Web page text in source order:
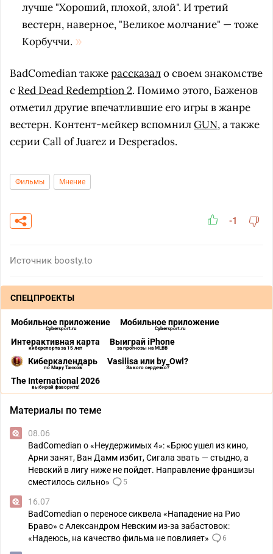
лучше "Хороший, плохой, злой". И третий
вестерн, наверное, "Великое молчание" — тоже
Корбуччи.
BadComedian такжерассказало своем знакомстве
с Red Dead Redemption 2. Помимо этого, Баженов
отметил другие впечатлившие его игры в жанре
вестерн. Контент-мейкер вспомнилGUN, а также
серии Call of Juarez и Desperados.
Фильмы Мнение
-1
Источник boosty.to
СПЕЦПРОЕКТЫ
Мобильное приложение
Cybersport.ru
Мобильное приложение
Cybersport.ru
Интерактивная карта
киберспорта за 15 лет
Выиграй iPhone
за прогнозы на MLBB
Киберкалендарь
по Миру Танков
Vasilisa или by_Owl?
За кого сердечко?
The International 2026
выбирай фаворита!
Материалы по теме
08.06
BadComedian о «Неудержимых 4»: «Брюс ушел из кино,
Арни занят, Ван Дамм избит, Сигала звать — стыдно, а
Невский в лигу ниже не пойдет. Направление франшизы
сместилось сильно»
5
16.07
BadComedian о переносе сиквела «Нападение на Рио
Браво» с Александром Невским из-за забастовок:
«Надеюсь, на качество фильма не повлияет»
6